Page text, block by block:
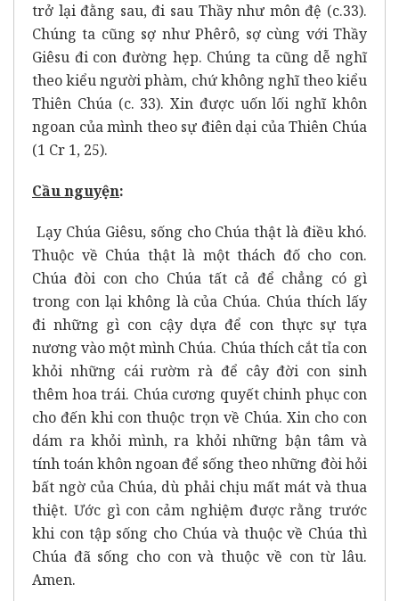
trở lại đằng sau, đi sau Thầy như môn đệ (c.33).
Chúng ta cũng sợ như Phêrô, sợ cùng với Thầy
Giêsu đi con đường hẹp. Chúng ta cũng dễ nghĩ
theo kiểu người phàm, chứ không nghĩ theo kiểu
Thiên Chúa (c. 33). Xin được uốn lối nghĩ khôn
ngoan của mình theo sự điên dại của Thiên Chúa
(1 Cr 1, 25).
Cầu nguyện:
Lạy Chúa Giêsu, sống cho Chúa thật là điều khó.
Thuộc về Chúa thật là một thách đố cho con.
Chúa đòi con cho Chúa tất cả để chẳng có gì
trong con lại không là của Chúa. Chúa thích lấy
đi những gì con cậy dựa để con thực sự tựa
nương vào một mình Chúa. Chúa thích cắt tỉa con
khỏi những cái rườm rà để cây đời con sinh
thêm hoa trái. Chúa cương quyết chinh phục con
cho đến khi con thuộc trọn về Chúa. Xin cho con
dám ra khỏi mình, ra khỏi những bận tâm và
tính toán khôn ngoan để sống theo những đòi hỏi
bất ngờ của Chúa, dù phải chịu mất mát và thua
thiệt. Ước gì con cảm nghiệm được rằng trước
khi con tập sống cho Chúa và thuộc về Chúa thì
Chúa đã sống cho con và thuộc về con từ lâu.
Amen.